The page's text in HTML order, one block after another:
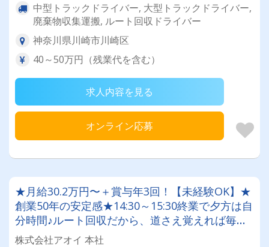
中型トラックドライバー, 大型トラックドライバー,
廃棄物収集運搬, ルート回収ドライバー
神奈川県川崎市川崎区
40～50万円（残業代を含む）
求人内容を見る
オンライン応募
★月給30.2万円〜＋賞与年3回！【未経験OK】★
創業50年の安定感★14:30～15:30終業で夕方は自
分時間♪ルート回収だから、道さえ覚えれば毎日
もくもく・コツコツ自分のペースで働けます◎
株式会社アオイ 本社